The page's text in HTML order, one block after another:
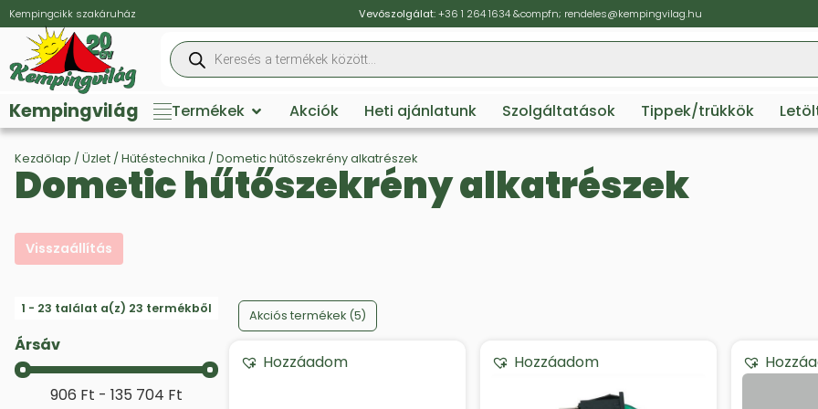
Kempingcikk szakáruház Vevőszolgálat: +36 1 264 1634&compfn; rendeles@kempingvilag.hu
Kempingvilág Termékek Akciók Heti ajánlatunk Szolgáltatások Tippek/trükkök
Kezdőlap / Üzlet / Hűtéstechnika / Dometic hűtőszekrény alkatrészek
Dometic hűtőszekrény alkatrészek
Visszaállítás
1 - 23 találat a(z) 23 termékből
Ársáv
Ársáv
906 Ft - 135 704 Ft
Products on sale
Akciós termékek (5)
Hozzáadom Hozzáadom